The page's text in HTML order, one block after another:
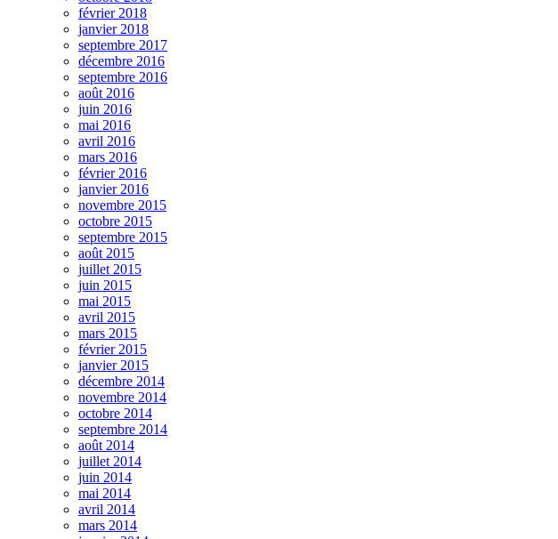
février 2018
janvier 2018
septembre 2017
décembre 2016
septembre 2016
août 2016
juin 2016
mai 2016
avril 2016
mars 2016
février 2016
janvier 2016
novembre 2015
octobre 2015
septembre 2015
août 2015
juillet 2015
juin 2015
mai 2015
avril 2015
mars 2015
février 2015
janvier 2015
décembre 2014
novembre 2014
octobre 2014
septembre 2014
août 2014
juillet 2014
juin 2014
mai 2014
avril 2014
mars 2014